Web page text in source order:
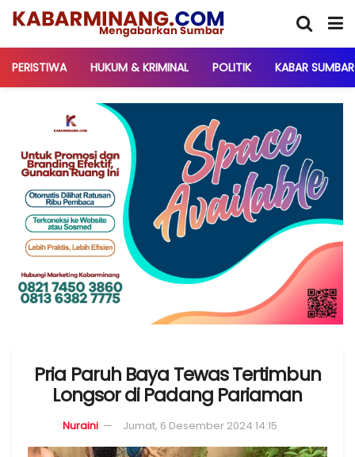
PERISTIWA HUKUM & KRIMINAL POLITIK KABAR SUMBAR
Pria Paruh Baya Tewas Tertimbun
Longsor di Padang Pariaman
Nuraini Jumat, 6 Desember 2024 14:15